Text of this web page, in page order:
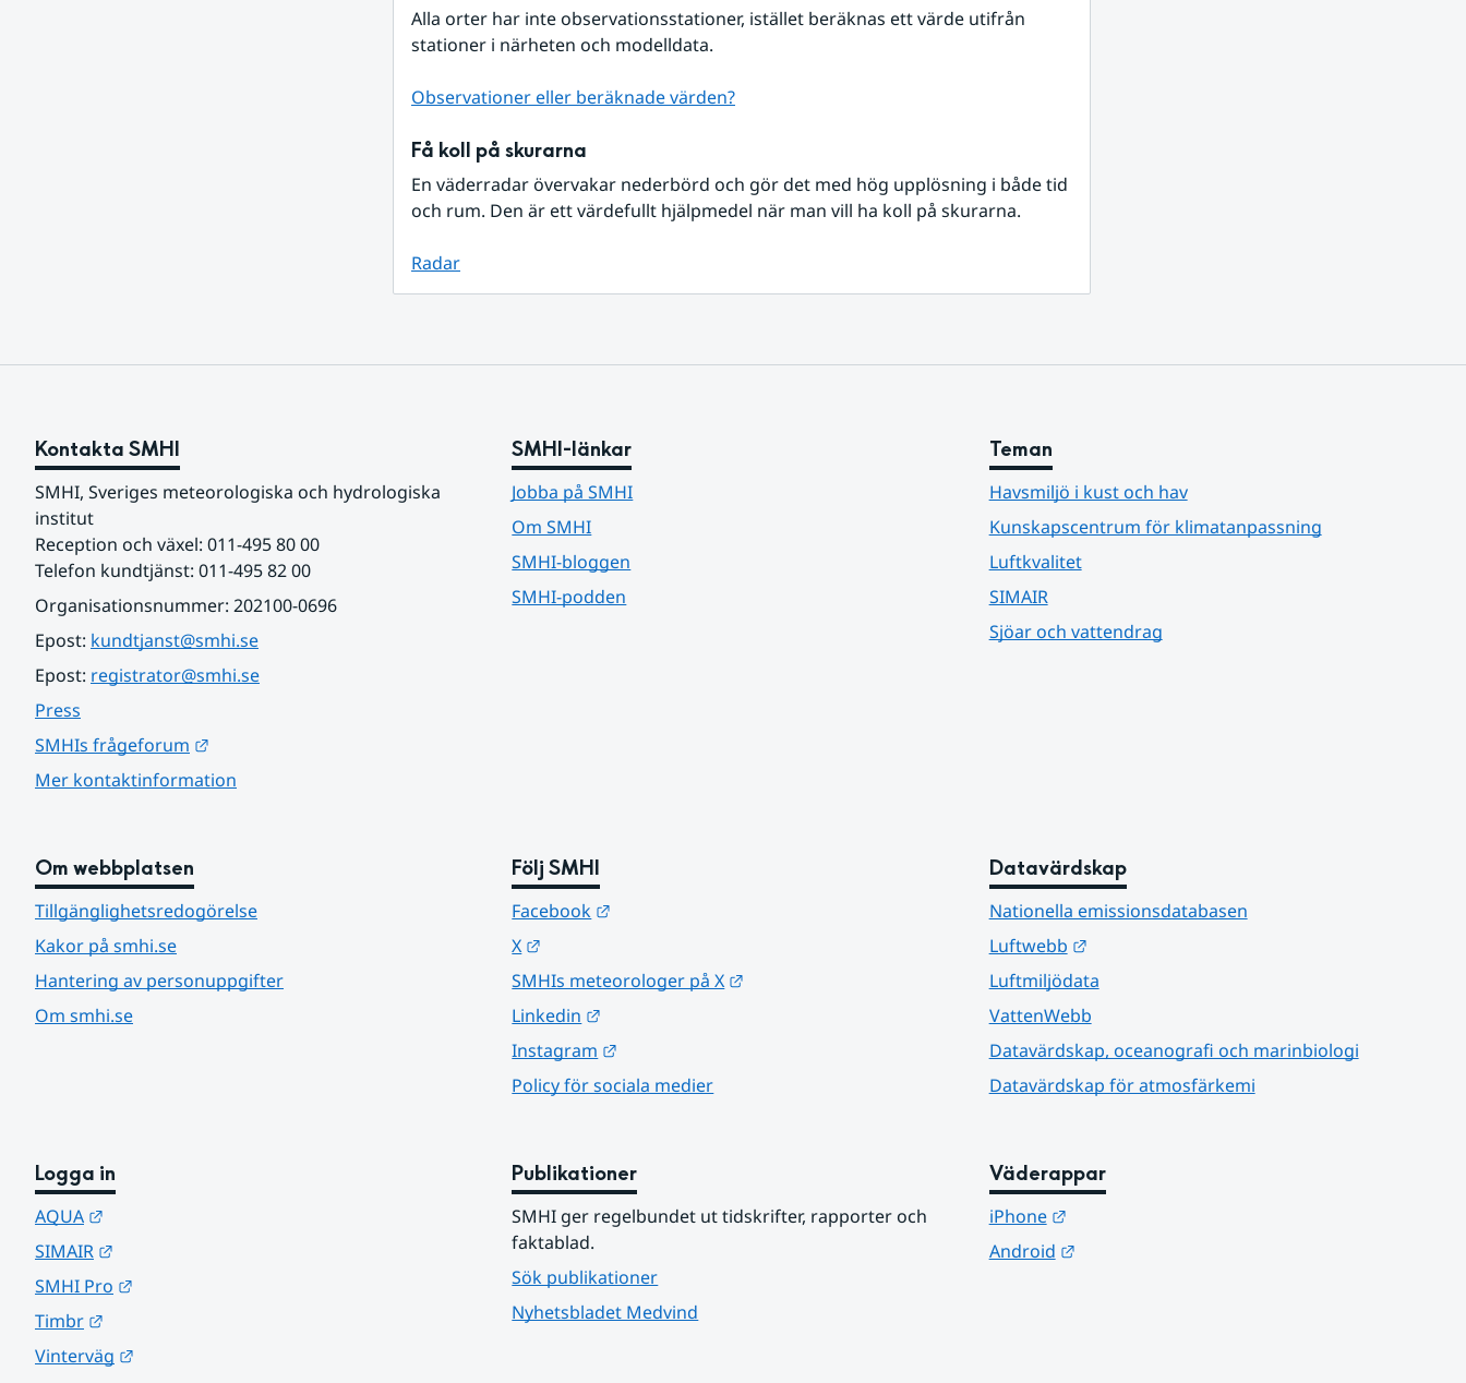
Alla orter har inte observationsstationer, istället beräknas ett värde utifrån
stationer i närheten och modelldata.
Observationer eller beräknade värden?
Få koll på skurarna
En väderradar övervakar nederbörd och gör det med hög upplösning i både tid
och rum. Den är ett värdefullt hjälpmedel när man vill ha koll på skurarna.
Radar
Kontakta SMHI
SMHI, Sveriges meteorologiska och hydrologiska
institut
Reception och växel: 011-495 80 00
Telefon kundtjänst: 011-495 82 00
Organisationsnummer: 202100-0696
Epost: kundtjanst@smhi.se
Epost: registrator@smhi.se
Press
SMHIs frågeforum
Mer kontaktinformation
SMHI-länkar
Jobba på SMHI
Om SMHI
SMHI-bloggen
SMHI-podden
Teman
Havsmiljö i kust och hav
Kunskapscentrum för klimatanpassning
Luftkvalitet
SIMAIR
Sjöar och vattendrag
Om webbplatsen
Tillgänglighetsredogörelse
Kakor på smhi.se
Hantering av personuppgifter
Om smhi.se
Följ SMHI
Facebook
X
SMHIs meteorologer på X
Linkedin
Instagram
Policy för sociala medier
Datavärdskap
Nationella emissionsdatabasen
Luftwebb
Länk till annan webbplats.
Luftmiljödata
VattenWebb
Datavärdskap, oceanografi och marinbiologi
Datavärdskap för atmosfärkemi
Logga in
AQUA
SIMAIR
SMHI Pro
Timbr
Vinterväg
Publikationer
SMHI ger regelbundet ut tidskrifter, rapporter och
faktablad.
Sök publikationer
Nyhetsbladet Medvind
Väderappar
iPhone
Länk till annan webbplats.
Android
Länk till annan webbplats.